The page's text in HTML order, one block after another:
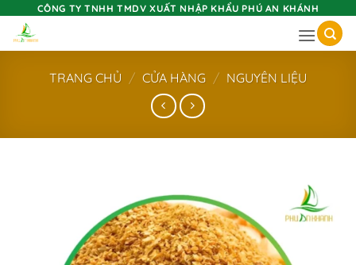
content
CÔNG TY TNHH TMDV XUẤT NHẬP KHẨU PHÚ AN KHÁNH
TRANG CHỦ / CỬA HÀNG / NGUYÊN LIỆU